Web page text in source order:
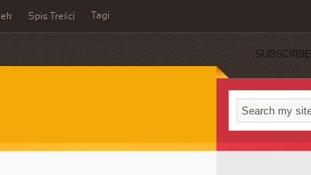
Spis Treści Tagi
SUBSCRIBE